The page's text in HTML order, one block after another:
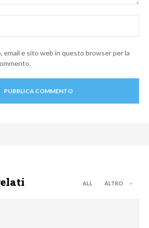
email e sito web in questo browser per la
ALL ALTRO